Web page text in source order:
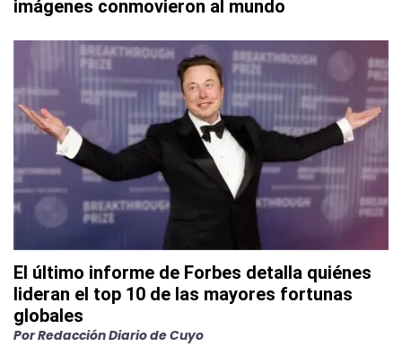
imágenes conmovieron al mundo
El último informe de Forbes detalla quiénes
lideran el top 10 de las mayores fortunas
globales
PorRedacción Diario de Cuyo